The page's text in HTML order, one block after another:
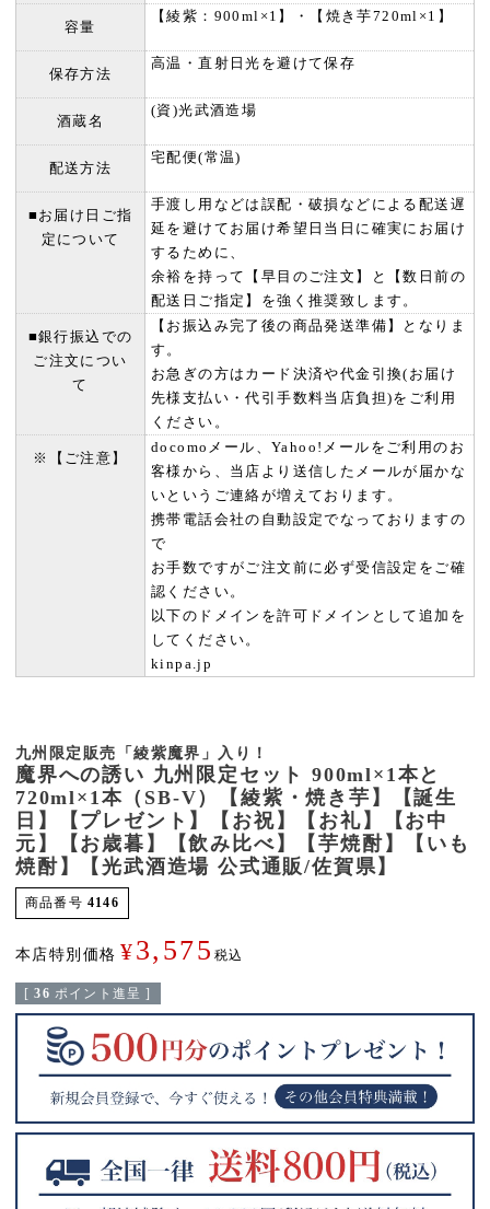
容量
【綾紫：900ml×1】・【焼き芋720ml×1】
保存方法
高温・直射日光を避けて保存
酒蔵名
(資)光武酒造場
配送方法
宅配便(常温)
■お届け日ご指
定について
手渡し用などは誤配・破損などによる配送遅
延を避けてお届け希望日当日に確実にお届け
するために、
余裕を持って【早目のご注文】と【数日前の
配送日ご指定】を強く推奨致します。
■銀行振込での
ご注文につい
て
【お振込み完了後の商品発送準備】となりま
す。
お急ぎの方はカード決済や代金引換(お届け
先様支払い・代引手数料当店負担)をご利用
ください。
※【ご注意】
docomoメール、Yahoo!メールをご利用のお
客様から、当店より送信したメールが届かな
いというご連絡が増えております。
携帯電話会社の自動設定でなっておりますの
で
お手数ですがご注文前に必ず受信設定をご確
認ください。
以下のドメインを許可ドメインとして追加を
してください。
kinpa.jp
九州限定販売「綾紫魔界」入り！
魔界への誘い 九州限定セット 900ml×1本と
720ml×1本（SB-V）【綾紫・焼き芋】【誕生
日】【プレゼント】【お祝】【お礼】【お中
元】【お歳暮】【飲み比べ】【芋焼酎】【いも
焼酎】【光武酒造場 公式通販/佐賀県】
商品番号 4146
本店特別価格 ¥3,575 税込
[ 36 ポイント進呈 ]